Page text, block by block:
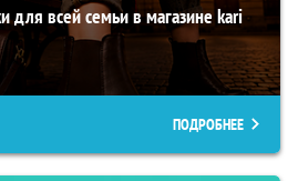
для всей семьи в магазине kari
ПОДРОБНЕЕ